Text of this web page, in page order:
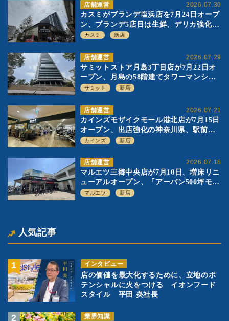
2026.07.30
店舗運営
カスミがブランデ塩浜店を7月24日オープ
ン、ブランデ5店目は生鮮、デリカ強化の
一方で通常店の要素も取り入れ
カスミ 新店
2026.07.29
店舗運営
サミットストア月島3丁目店が7月22日オ
ープン、月島の58階建てタワーマンショ
ン1階に生鮮強化の小商圏型店を出店
サミット 新店
2026.07.21
店舗運営
カインズモザイクモール港北店が7月15日
オープン、出店強化の神奈川県、駅前
SC2階の都市型小型店
カインズ 新店
2026.07.16
店舗運営
マルエツ三郷中央店が7月10日、増床リニ
ューアルオープン、「アーバン500坪モデ
ル」の実験を集大成、駅前立地受け、寿
マルエツ 新店
人気記事
インタビュー
店の価値を最大化するために、立地のポ
テンシャルに火をつける イオンフード
スタイル 平田 炎社長
業界知識